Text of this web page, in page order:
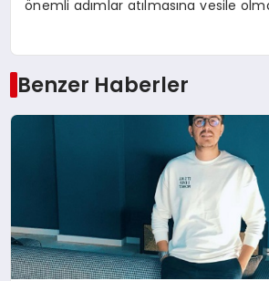
önemli adımlar atılmasına vesile
Benzer Haberler